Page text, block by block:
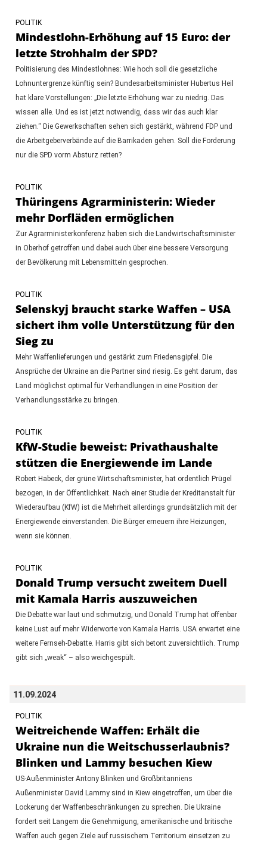
POLITIK
Mindestlohn-Erhöhung auf 15 Euro: der
letzte Strohhalm der SPD?
Politisierung des Mindestlohnes: Wie hoch soll die gesetzliche
Lohnuntergrenze künftig sein? Bundesarbeitsminister Hubertus Heil
hat klare Vorstellungen: „Die letzte Erhöhung war zu niedrig. Das
wissen alle. Und es ist jetzt notwendig, dass wir das auch klar
ziehen.“ Die Gewerkschaften sehen sich gestärkt, während FDP und
die Arbeitgeberverbände auf die Barrikaden gehen. Soll die Forderung
nur die SPD vorm Absturz retten?
POLITIK
Thüringens Agrarministerin: Wieder
mehr Dorfläden ermöglichen
Zur Agrarministerkonferenz haben sich die Landwirtschaftsminister
in Oberhof getroffen und dabei auch über eine bessere Versorgung
der Bevölkerung mit Lebensmitteln gesprochen.
POLITIK
Selenskyj braucht starke Waffen – USA
sichert ihm volle Unterstützung für den
Sieg zu
Mehr Waffenlieferungen und gestärkt zum Friedensgipfel. Die
Ansprüche der Ukraine an die Partner sind riesig. Es geht darum, das
Land möglichst optimal für Verhandlungen in eine Position der
Verhandlungsstärke zu bringen.
POLITIK
KfW-Studie beweist: Privathaushalte
stützen die Energiewende im Lande
Robert Habeck, der grüne Wirtschaftsminister, hat ordentlich Prügel
bezogen, in der Öffentlichkeit. Nach einer Studie der Kreditanstalt für
Wiederaufbau (KfW) ist die Mehrheit allerdings grundsätzlich mit der
Energiewende einverstanden. Die Bürger erneuern ihre Heizungen,
wenn sie können.
POLITIK
Donald Trump versucht zweitem Duell
mit Kamala Harris auszuweichen
Die Debatte war laut und schmutzig, und Donald Trump hat offenbar
keine Lust auf mehr Widerworte von Kamala Harris. USA erwartet eine
weitere Fernseh-Debatte. Harris gibt sich betont zuversichtlich. Trump
gibt sich „weak“ – also weichgespült.
11.09.2024
POLITIK
Weitreichende Waffen: Erhält die
Ukraine nun die Weitschusserlaubnis?
Blinken und Lammy besuchen Kiew
US-Außenminister Antony Blinken und Großbritanniens
Außenminister David Lammy sind in Kiew eingetroffen, um über die
Lockerung der Waffenbeschränkungen zu sprechen. Die Ukraine
fordert seit Langem die Genehmigung, amerikanische und britische
Waffen auch gegen Ziele auf russischem Territorium einsetzen zu